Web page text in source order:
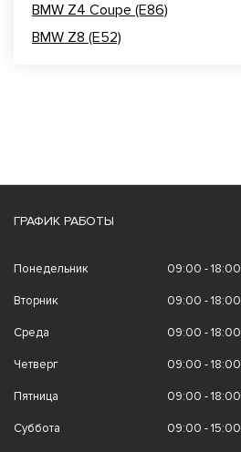
BMW Z4 Coupe (E86)
BMW Z8 (E52)
ГРАФИК РАБОТЫ
Понедельник 09:00 - 18:00
Вторник 09:00 - 18:00
Среда 09:00 - 18:00
Четверг 09:00 - 18:00
Пятница 09:00 - 18:00
Суббота 09:00 - 15:00